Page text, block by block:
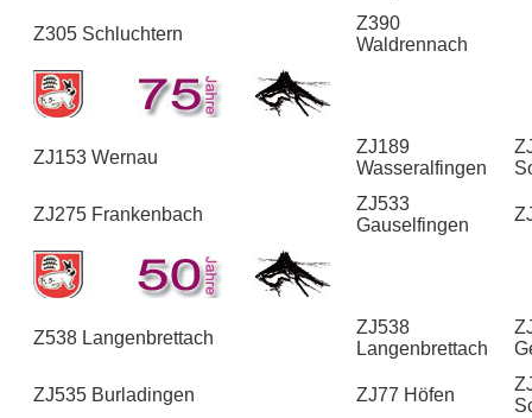
Z305 Schluchtern
Z390
Waldrennach
ZJ153 Wernau
ZJ189
Wasseralfingen
ZJ275 Frankenbach
ZJ533
Gauselfingen
Z538 Langenbrettach
ZJ538
Langenbrettach
ZJ535 Burladingen ZJ77 Höfen